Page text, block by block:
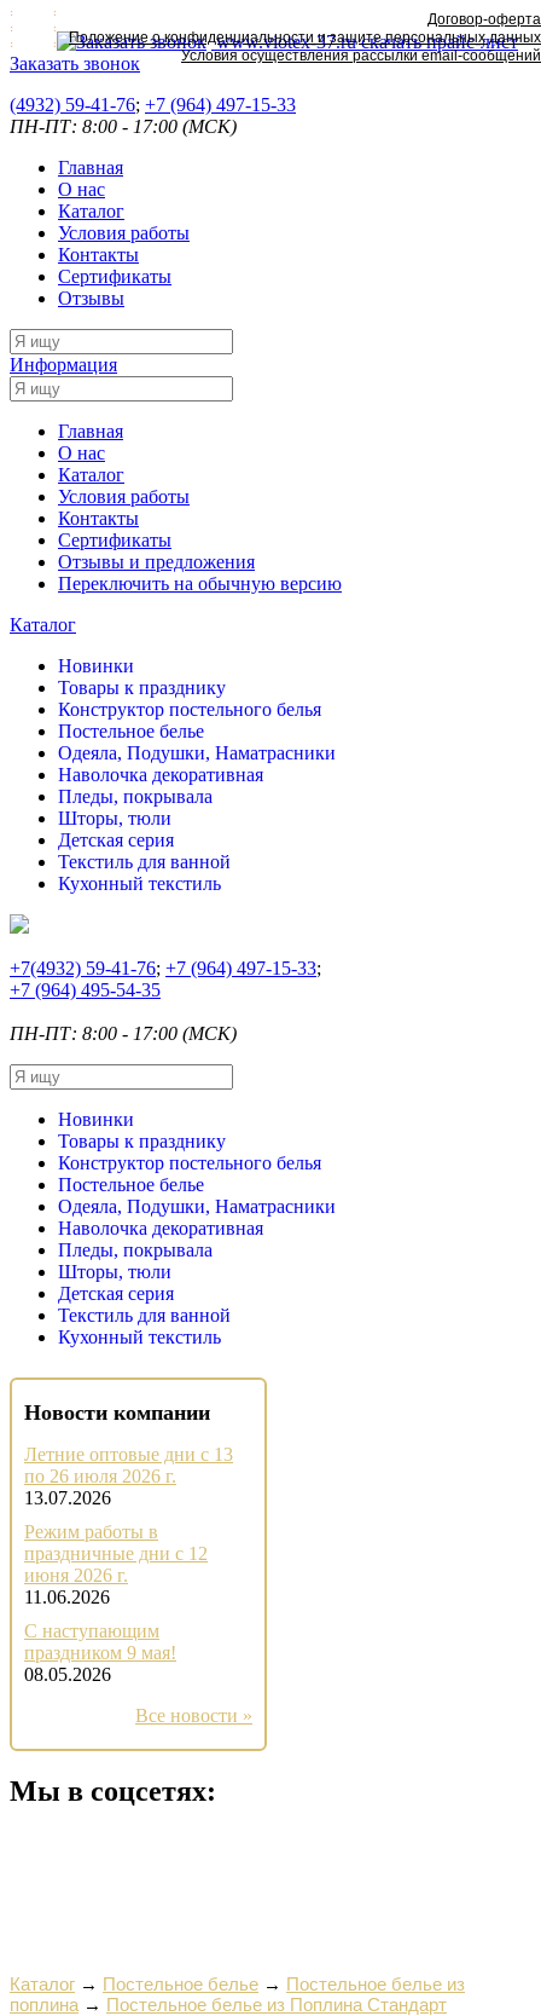
www.viotex-37.ruскачать прайс-лист
Заказать звонок
(4932) 59-41-76; +7 (964) 497-15-33
ПН-ПТ: 8:00 - 17:00 (МСК)
Главная
О нас
Каталог
Условия работы
Контакты
Сертификаты
Отзывы
Информация
Главная
О нас
Каталог
Условия работы
Контакты
Сертификаты
Отзывы и предложения
Переключить на обычную версию
Каталог
Новинки
Товары к празднику
Конструктор постельного белья
Постельное белье
Одеяла, Подушки, Наматрасники
Наволочка декоративная
Пледы, покрывала
Шторы, тюли
Детская серия
Текстиль для ванной
Кухонный текстиль
+7(4932) 59-41-76; +7 (964) 497-15-33;
+7 (964) 495-54-35
ПН-ПТ: 8:00 - 17:00 (МСК)
Новинки
Товары к празднику
Конструктор постельного белья
Постельное белье
Одеяла, Подушки, Наматрасники
Наволочка декоративная
Пледы, покрывала
Шторы, тюли
Детская серия
Текстиль для ванной
Кухонный текстиль
Новости компании
Летние оптовые дни с 13
по 26 июля 2026 г.
13.07.2026
Режим работы в
праздничные дни с 12
июня 2026 г.
11.06.2026
С наступающим
праздником 9 мая!
08.05.2026
Все новости »
Мы в соцсетях:
Каталог → Постельное белье → Постельное белье из
поплина → Постельное белье из Поплина Стандарт
Договор-оферта
Положение о конфиденциальности и защите персональных данных
Условия осуществления рассылки email-сообщений